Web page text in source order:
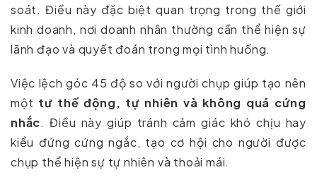
soát. Điều này đặc biệt quan trọng trong thế giới
kinh doanh, nơi doanh nhân thường cần thể hiện sự
lãnh đạo và quyết đoán trong mọi tình huống.
Việc lệch góc 45 độ so với người chụp giúp tạo nên
một tư thế động, tự nhiên và không quá cứng
nhắc. Điều này giúp tránh cảm giác khó chịu hay
kiểu đứng cứng ngắc, tạo cơ hội cho người được
chụp thể hiện sự tự nhiên và thoải mái.